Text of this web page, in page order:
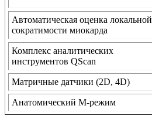
Автоматическая оценка локальной
сократимости миокарда
Комплекс аналитических
инструментов QScan
Матричные датчики (2D, 4D)
Анатомический М-режим